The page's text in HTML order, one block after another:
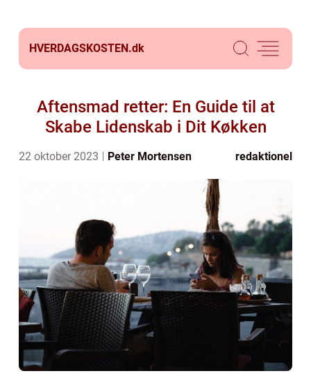
HVERDAGSKOSTEN.dk
Aftensmad retter: En Guide til at
Skabe Lidenskab i Dit Køkken
22 oktober 2023 Peter Mortensen redaktionel